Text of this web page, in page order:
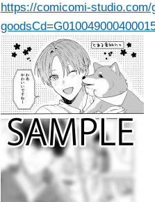
https://comicomi-studio.com/